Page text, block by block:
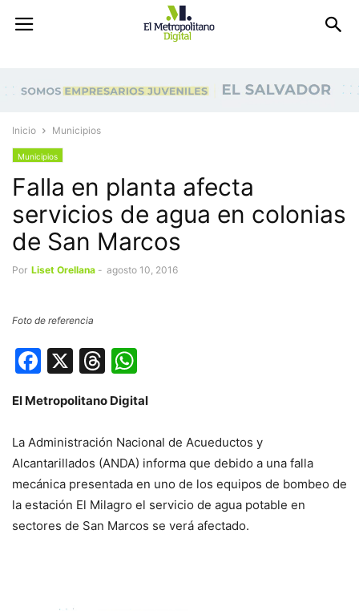
Inicio Municipios
Municipios
Falla en planta afecta
servicios de agua en colonias
de San Marcos
Por Liset Orellana - agosto 10, 2016
Foto de referencia
Facebook
X Threads
El Metropolitano Digital
La Administración Nacional de Acueductos y
Alcantarillados (ANDA) informa que debido a una falla
mecánica presentada en uno de los equipos de bombeo de
la estación El Milagro el servicio de agua potable en
sectores de San Marcos se verá afectado.